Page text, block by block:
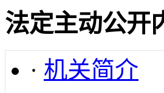
法定主动公开
· 机关简介